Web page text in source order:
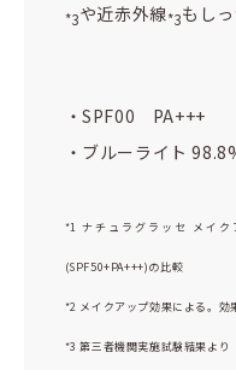
*3や近赤外線*3もし
・SPF00 PA+++
・ブルーライト
*1 ナチュラグラッセ メイ
(SPF50+PA+++)の比較
*2 メイクアップ効果による。効
*3 第三者機関実施試験結果より